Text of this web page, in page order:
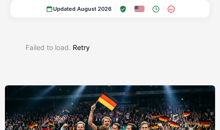
Updated August 2026 18+
Failed to load. Retry